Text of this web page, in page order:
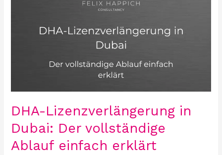
DHA-Lizenzverlängerung in
Dubai: Der vollständige
Ablauf einfach erklärt
erklärt